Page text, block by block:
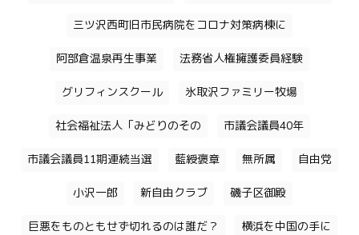
三ツ沢西町旧市民病院をコロナ対策病棟に
阿部倉温泉再生事業 法務省人権擁護委員経験
グリフィンスクール 氷取沢ファミリー牧場
社会福祉法人「みどりのその 市議会議員40年
市議会議員11期連続当選 藍綬褒章 無所属 自由党
小沢一郎 新自由クラブ 磯子区御殿
巨悪をものともせず切れるのは誰だ？ 横浜を中国の手に